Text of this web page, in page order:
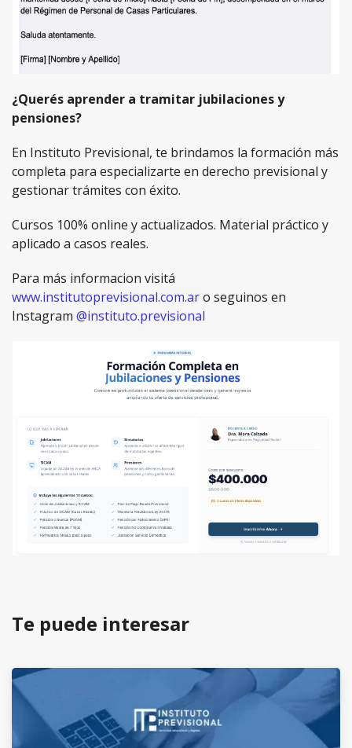
¿Querés aprender a tramitar jubilaciones y
pensiones?
En Instituto Previsional, te brindamos la formación más
completa para especializarte en derecho previsional y
gestionar trámites con éxito.
Cursos 100% online y actualizados. Material práctico y
aplicado a casos reales.
Para más informacion visitá
www.institutoprevisional.com.aro seguinos en
Instagram @instituto.previsional
Te puede interesar